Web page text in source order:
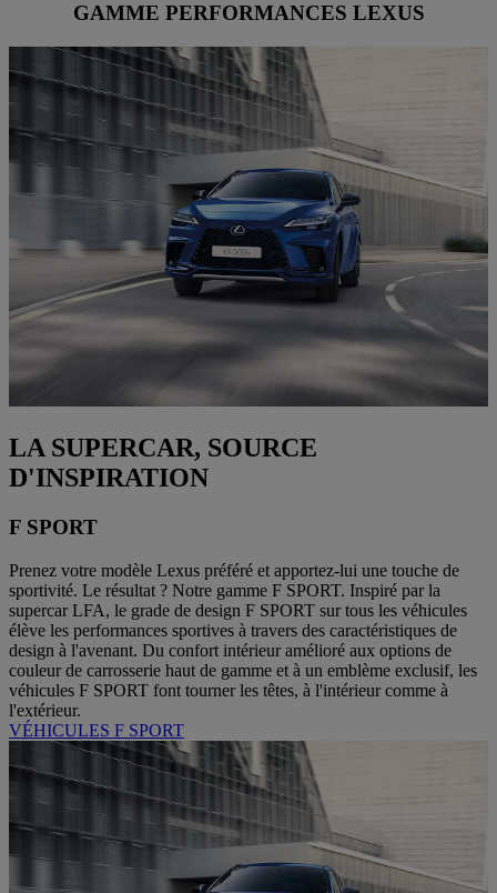
GAMME PERFORMANCES LEXUS
LA SUPERCAR, SOURCE
D'INSPIRATION
F SPORT
Prenez votre modèle Lexus préféré et apportez-lui une touche de
sportivité. Le résultat ? Notre gamme F SPORT. Inspiré par la
supercar LFA, le grade de design F SPORT sur tous les véhicules
élève les performances sportives à travers des caractéristiques de
design à l'avenant. Du confort intérieur amélioré aux options de
couleur de carrosserie haut de gamme et à un emblème exclusif, les
véhicules F SPORT font tourner les têtes, à l'intérieur comme à
l'extérieur.
VÉHICULES F SPORT